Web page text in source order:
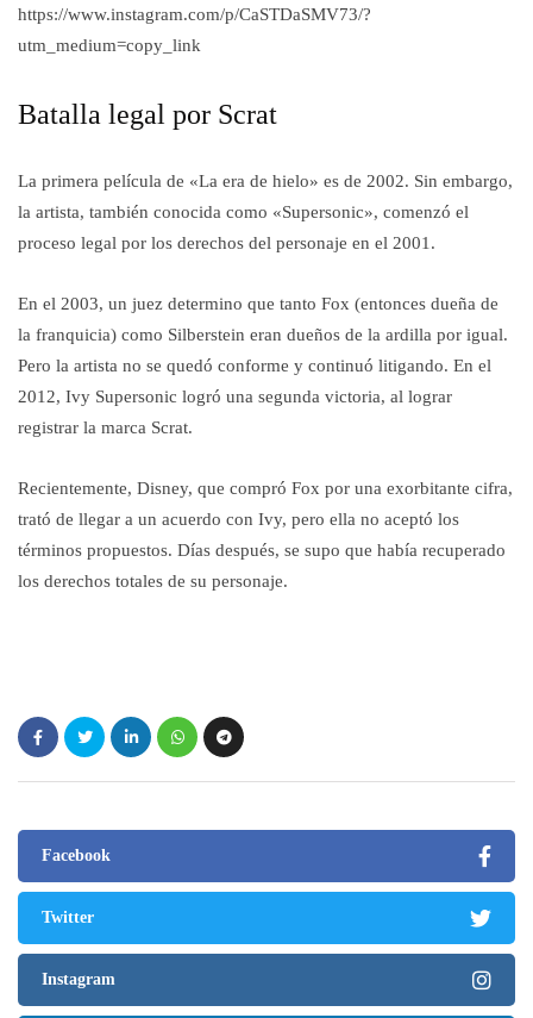
https://www.instagram.com/p/CaSTDaSMV73/?
utm_medium=copy_link
Batalla legal por Scrat
La primera película de «La era de hielo» es de 2002. Sin embargo,
la artista, también conocida como «Supersonic», comenzó el
proceso legal por los derechos del personaje en el 2001.
En el 2003, un juez determino que tanto Fox (entonces dueña de
la franquicia) como Silberstein eran dueños de la ardilla por igual.
Pero la artista no se quedó conforme y continuó litigando. En el
2012, Ivy Supersonic logró una segunda victoria, al lograr
registrar la marca Scrat.
Recientemente, Disney, que compró Fox por una exorbitante cifra,
trató de llegar a un acuerdo con Ivy, pero ella no aceptó los
términos propuestos. Días después, se supo que había recuperado
los derechos totales de su personaje.
Facebook
Twitter
Instagram